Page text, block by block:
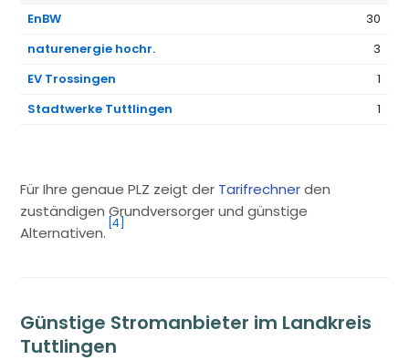
EnBW
30
naturenergie hochr.
3
EV Trossingen
1
Stadtwerke Tuttlingen
1
Für Ihre genaue PLZ zeigt der Tarifrechnerden
zuständigen Grundversorger und günstige
Alternativen.
[4]
Günstige Stromanbieter im Landkreis
Tuttlingen